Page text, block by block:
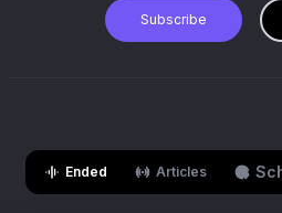
#松村沙友理 /#
式🏷️#あやひろ
Subscribe
Ended Articles